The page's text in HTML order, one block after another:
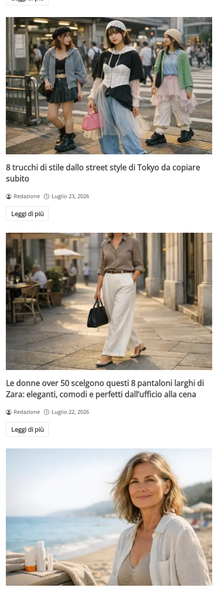
8 trucchi di stile dallo street style di Tokyo da copiare
subito
Redazione Luglio 23, 2026
Leggi di più
Le donne over 50 scelgono questi 8 pantaloni larghi di
Zara: eleganti, comodi e perfetti dall’ufficio alla cena
Redazione Luglio 22, 2026
Leggi di più